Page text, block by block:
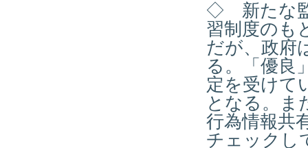
◇ 新たな監
習制度のも
だが、政府
る。「優良
定を受けて
となる。ま
行為情報共
チェックし